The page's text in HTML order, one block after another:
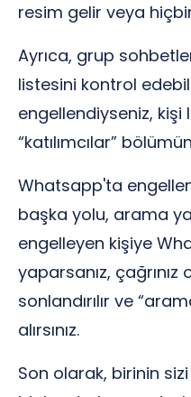
resim gelir veya
Ayrıca, grup
listesini kontrol
engellendiyseniz,
“katılımcılar”
Whatsapp'ta
başka yolu, arama
engelleyen kişiye
yaparsanız,
sonlandırılır ve
alırsınız.
Son olarak, birinin